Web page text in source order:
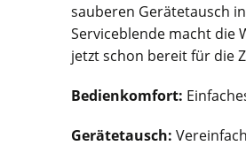
sauberen Gerätetausch
Serviceblende macht die
jetzt schon bereit für die
Bedienkomfort:
Gerätetausch: